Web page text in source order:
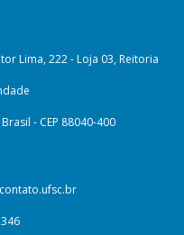
Lima, 222 - Loja 03, Reitoria
- CEP 88040-400